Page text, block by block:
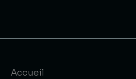
Accueil